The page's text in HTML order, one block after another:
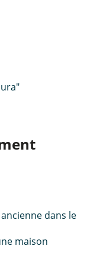
dans le
maison